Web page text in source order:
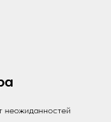
неожиданностей